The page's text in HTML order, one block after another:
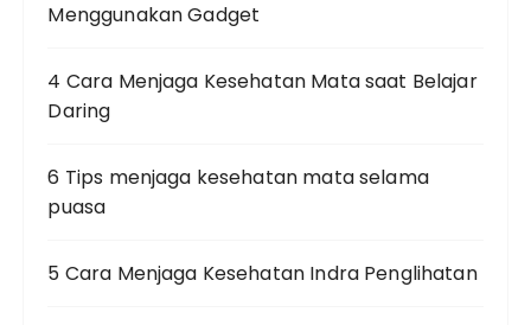
Menggunakan Gadget
4 Cara Menjaga Kesehatan Mata saat Belajar
Daring
6 Tips menjaga kesehatan mata selama
puasa
5 Cara Menjaga Kesehatan Indra Penglihatan